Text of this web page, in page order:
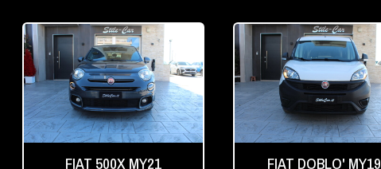
FIAT 500X MY21 FIAT DOBLO' MY19